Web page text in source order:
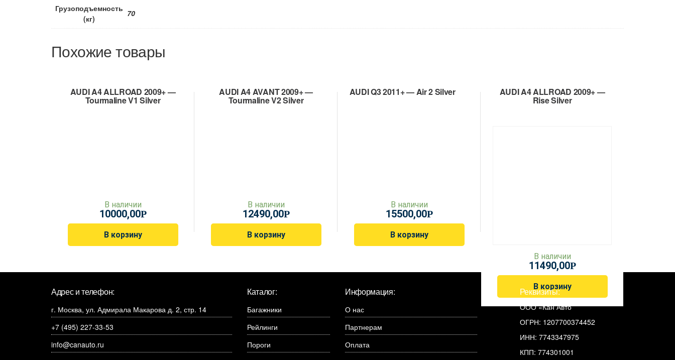
Грузоподъемность
(кг)
70
Похожие товары
AUDI A4 ALLROAD 2009+ —
Tourmaline V1 Silver
В наличии
10000,00Р
В корзину
AUDI A4 AVANT 2009+ —
Tourmaline V2 Silver
В наличии
12490,00Р
В корзину
AUDI Q3 2011+ — Air 2 Silver
В наличии
15500,00Р
В корзину
AUDI A4 ALLROAD 2009+ —
Rise Silver
В наличии
11490,00Р
В корзину
Адрес и телефон:
г. Москва, ул. Адмирала Макарова д. 2, стр. 14
+7 (495) 227-33-53
info@canauto.ru
Каталог:
Багажники
Рейлинги
Пороги
Информация:
О нас
Партнерам
Оплата
Реквизиты:
ООО «Кан Авто
ОГРН: 1207700374452
ИНН: 7743347975
КПП: 774301001